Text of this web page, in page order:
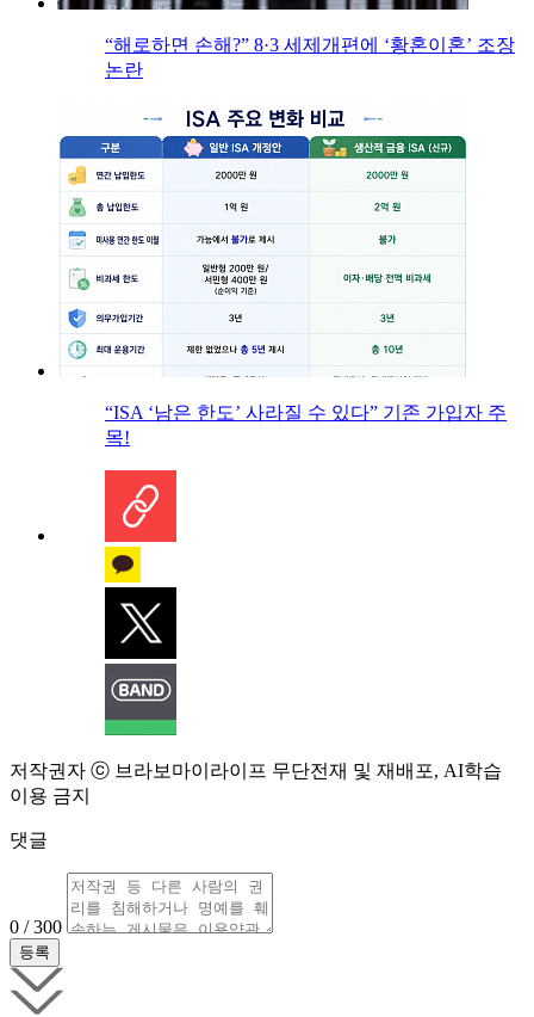
“해로하면 손해?” 8·3 세제개편에 ‘황혼이혼’ 조장
논란
“ISA ‘남은 한도’ 사라질 수 있다” 기존 가입자 주
목!
저작권자 ⓒ 브라보마이라이프 무단전재 및 재배포, AI학습
이용 금지
댓글
0 / 300